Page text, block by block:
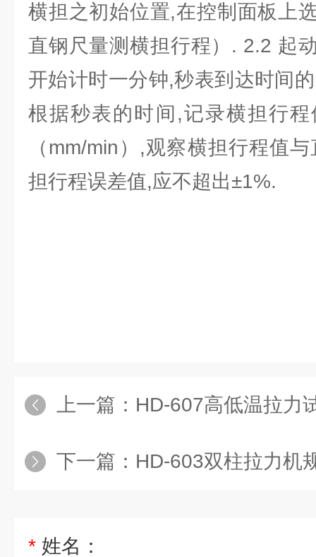
横担之初始位置,在控制面板上
直钢尺量测横担行程）. 2.2 起
开始计时一分钟,秒表到达时间
根据秒表的时间,记录横担行
（mm/min）,观察横担行程值
担行程误差值,应不超出±1%.
上一篇： HD-607高低温拉力
下一篇： HD-603双柱拉力机
* 姓名：